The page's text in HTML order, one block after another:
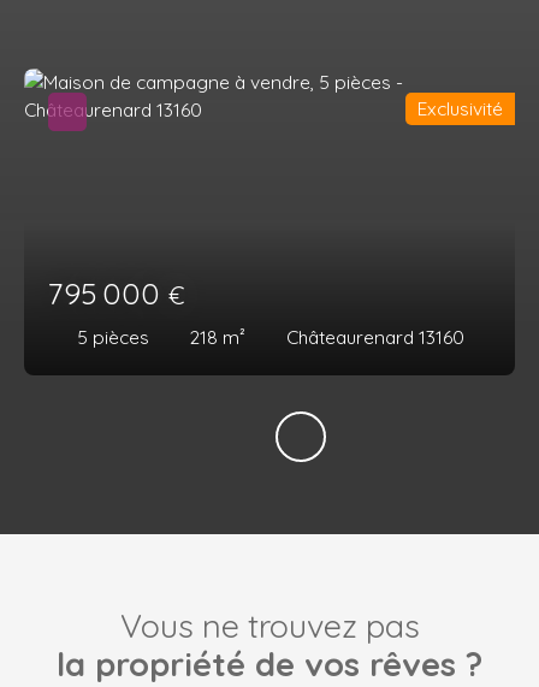
795 000 €
5 pièces 218 m² Châteaurenard 13160
Exclusivité
Vous ne trouvez pas
la propriété de vos rêves ?